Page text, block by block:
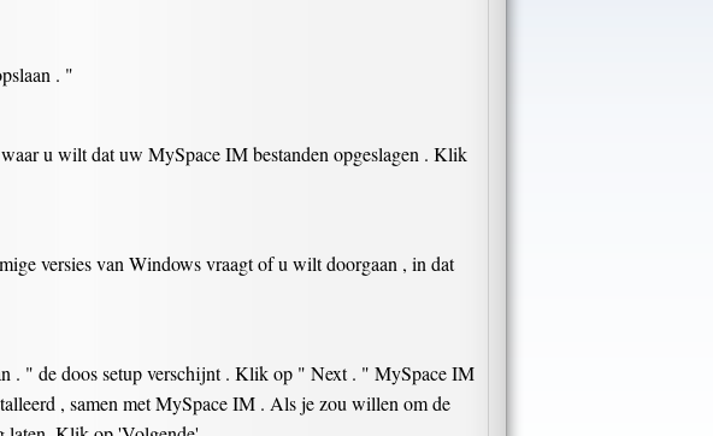
. "
u wilt dat uw MySpace IM bestanden opgeslagen . Klik
versies van Windows vraagt ​​of u wilt doorgaan , in dat
. " de doos setup verschijnt . Klik op " Next . " MySpace IM
, samen met MySpace IM . Als je zou willen om de